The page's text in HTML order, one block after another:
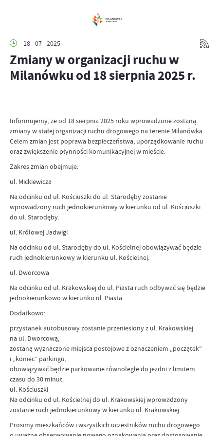
18 - 07 - 2025
Zmiany w organizacji ruchu w
Milanówku od 18 sierpnia 2025 r.
Informujemy, że od 18 sierpnia 2025 roku wprowadzone zostaną
zmiany w stałej organizacji ruchu drogowego na terenie Milanówka.
Celem zmian jest poprawa bezpieczeństwa, uporządkowanie ruchu
oraz zwiększenie płynności komunikacyjnej w mieście.
Zakres zmian obejmuje:
ul. Mickiewicza
Na odcinku od ul. Kościuszki do ul. Starodęby zostanie
wprowadzony ruch jednokierunkowy w kierunku od ul. Kościuszki
do ul. Starodęby.
ul. Królowej Jadwigi
Na odcinku od ul. Starodęby do ul. Kościelnej obowiązywać będzie
ruch jednokierunkowy w kierunku ul. Kościelnej.
ul. Dworcowa
Na odcinku od ul. Krakowskiej do ul. Piasta ruch odbywać się będzie
jednokierunkowo w kierunku ul. Piasta.
Dodatkowo:
przystanek autobusowy zostanie przeniesiony z ul. Krakowskiej
na ul. Dworcową,
zostaną wyznaczone miejsca postojowe z oznaczeniem „początek”
i „koniec” parkingu,
obowiązywać będzie parkowanie równoległe do jezdni z limitem
czasu do 30 minut.
ul. Kościuszki
Na odcinku od ul. Kościelnej do ul. Krakowskiej wprowadzony
zostanie ruch jednokierunkowy w kierunku ul. Krakowskiej.
Prosimy mieszkańców i wszystkich uczestników ruchu drogowego